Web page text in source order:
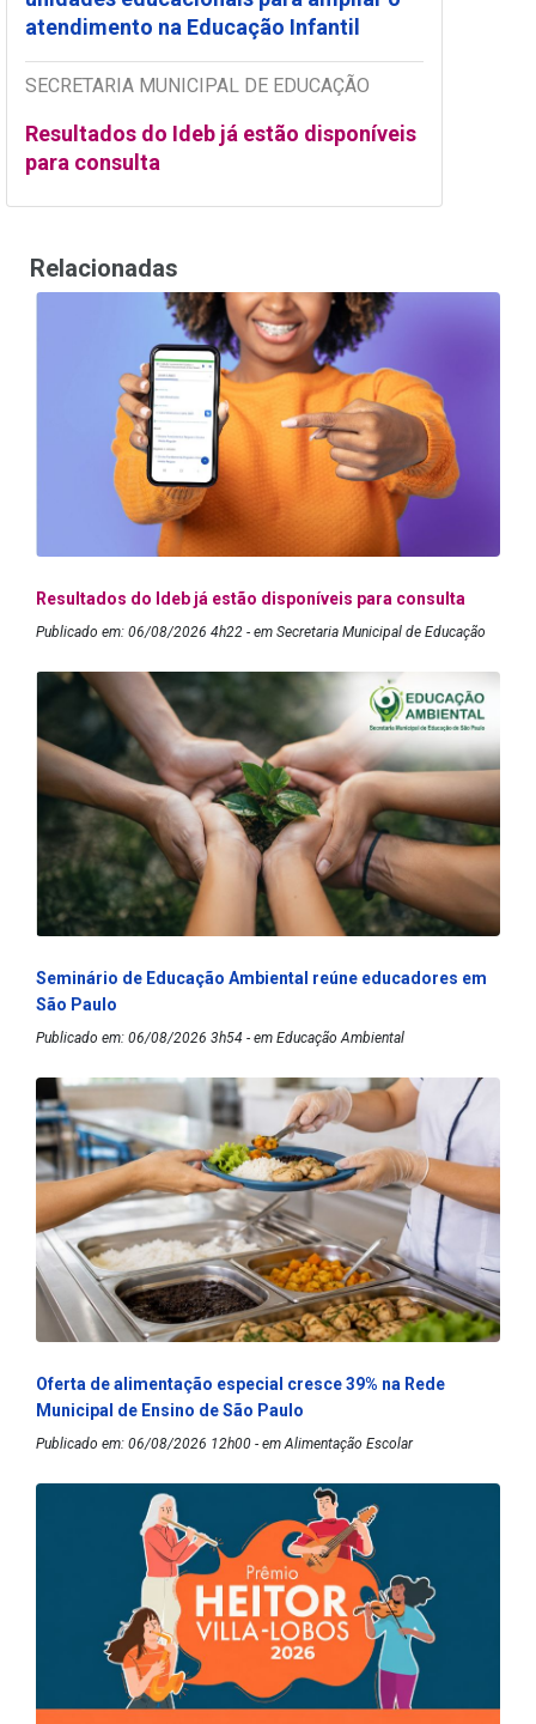
atendimento na Educação Infantil
SECRETARIA MUNICIPAL DE EDUCAÇÃO
Resultados do Ideb já estão disponíveis
para consulta
Relacionadas
Resultados do Ideb já estão disponíveis para consulta
Publicado em: 06/08/2026 4h22 - em Secretaria Municipal de Educação
Seminário de Educação Ambiental reúne educadores em
São Paulo
Publicado em: 06/08/2026 3h54 - em Educação Ambiental
Oferta de alimentação especial cresce 39% na Rede
Municipal de Ensino de São Paulo
Publicado em: 06/08/2026 12h00 - em Alimentação Escolar